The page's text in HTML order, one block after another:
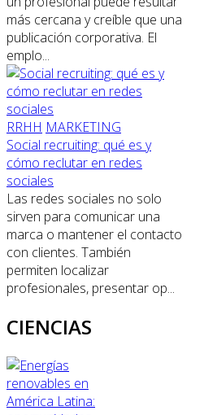
más cercana y creíble que una
publicación corporativa. El
emplo...
RRHH MARKETING
Social recruiting: qué es y
cómo reclutar en redes
sociales
Las redes sociales no solo
sirven para comunicar una
marca o mantener el contacto
con clientes. También
permiten localizar
profesionales, presentar op...
CIENCIAS